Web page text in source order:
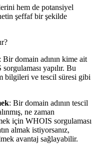
hem de potansiyel
şeffaf bir şekilde
: Bir domain adının kime ait
yapılır. Bu
bilgileri ve tescil süresi gibi
: Bir domain adının tescil
ne zaman
için WHOIS sorgulaması
almak istiyorsanız,
avantaj sağlayabilir.